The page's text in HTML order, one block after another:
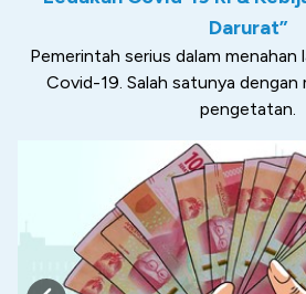
Darurat”
Pemerintah serius dalam menahan
Covid-19. Salah satunya dengan
pengetatan.